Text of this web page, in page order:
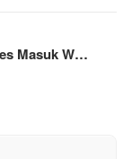
Masuk W…